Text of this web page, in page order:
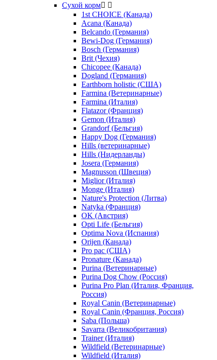
Сухой корм 
1st CHOICE (Канада)
Acana (Канада)
Belcando (Германия)
Bewi-Dog (Германия)
Bosch (Германия)
Brit (Чехия)
Chicopee (Канада)
Dogland (Германия)
Earthborn holistic (США)
Farmina (Ветеринарные)
Farmina (Италия)
Flatazor (Франция)
Gemon (Италия)
Grandorf (Бельгия)
Happy Dog (Германия)
Hills (ветеринарные)
Hills (Нидерланды)
Josera (Германия)
Magnusson (Швеция)
Miglior (Италия)
Monge (Италия)
Nature's Protection (Литва)
Natyka (Франция)
OK (Австрия)
Opti Life (Бельгия)
Optima Nova (Испания)
Orijen (Канада)
Pro pac (США)
Pronature (Канада)
Purina (Ветеринарные)
Purina Dog Chow (Россия)
Purina Pro Plan (Италия, Франция,
Россия)
Royal Canin (Ветеринарные)
Royal Canin (Франция, Россия)
Saba (Польша)
Savarra (Великобритания)
Trainer (Италия)
Wildfield (Ветеринарные)
Wildfield (Италия)